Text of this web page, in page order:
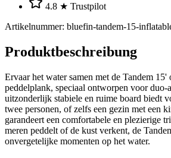
4.8 ★ Trustpilot
Artikelnummer: bluefin-tandem-15-
Produktbeschreibung
Ervaar het water samen met de Tandem 15'
peddelplank, speciaal ontworpen voor
uitzonderlijk stabiele en ruime board biedt
twee personen, of zelfs een gezin met een
garandeert een comfortabele en plezierige
meren peddelt of de kust verkent, de
onvergetelijke momenten op het water.